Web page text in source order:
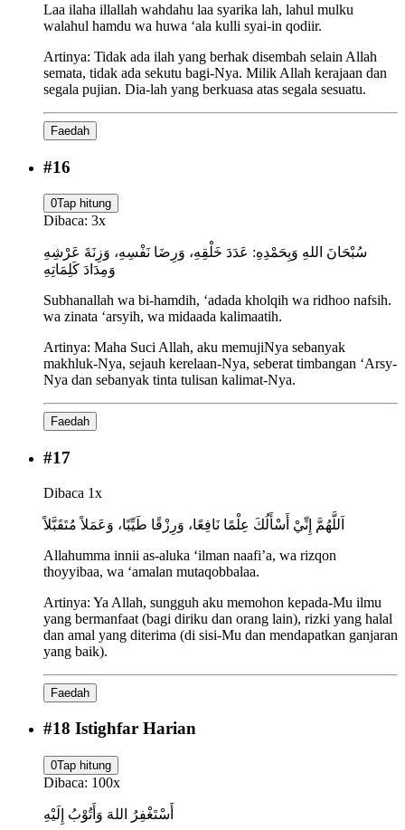
Laa ilaha illallah wahdahu laa syarika lah, lahul mulku
walahul hamdu wa huwa ‘ala kulli syai-in qodiir.
Artinya: Tidak ada ilah yang berhak disembah selain Allah
semata, tidak ada sekutu bagi-Nya. Milik Allah kerajaan dan
segala pujian. Dia-lah yang berkuasa atas segala sesuatu.
Faedah
#16
0Tap hitung
Dibaca: 3x
سُبْحَانَ اللهِ وَبِحَمْدِهِ: عَدَدَ خَلْقِهِ، وَرِضَا نَفْسِهِ، وَزِنَةَ عَرْشِهِ
وَمِدَادَ كَلِمَاتِهِ
Subhanallah wa bi-hamdih, ‘adada kholqih wa ridhoo nafsih.
wa zinata ‘arsyih, wa midaada kalimaatih.
Artinya: Maha Suci Allah, aku memujiNya sebanyak
makhluk-Nya, sejauh kerelaan-Nya, seberat timbangan ‘Arsy-
Nya dan sebanyak tinta tulisan kalimat-Nya.
Faedah
#17
Dibaca 1x
اَللَّهُمَّ إِنِّيْ أَسْأَلُكَ عِلْمًا نَافِعًا، وَرِزْقًا طَيِّبًا، وَعَمَلاً مُتَقَبَّلاً
Allahumma innii as-aluka ‘ilman naafi’a, wa rizqon
thoyyibaa, wa ‘amalan mutaqobbalaa.
Artinya: Ya Allah, sungguh aku memohon kepada-Mu ilmu
yang bermanfaat (bagi diriku dan orang lain), rizki yang halal
dan amal yang diterima (di sisi-Mu dan mendapatkan ganjaran
yang baik).
Faedah
#18 Istighfar Harian
0Tap hitung
Dibaca: 100x
أَسْتَغْفِرُ اللهَ وَأَتُوْبُ إِلَيْهِ